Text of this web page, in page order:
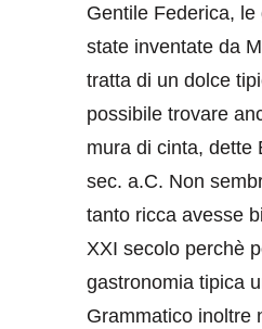
Gentile Federica,
state inventate da
tratta di un dolce
possibile trovare
mura di cinta, dette
sec. a.C. Non
tanto ricca avesse
XXI secolo perchè
gastronomia tipica
Grammatico inoltre